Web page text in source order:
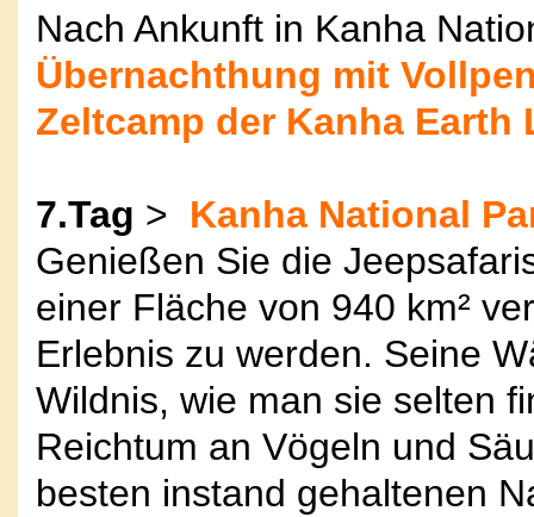
Nach Ankunft in Kanha
Übernachthung mit
Zeltcamp der Kanha Earth
7.Tag > Kanha National
Genießen Sie die
einer Fläche von 940 km²
Erlebnis zu werden. Seine
Wildnis, wie man sie selten
Reichtum an Vögeln und
besten instand gehaltenen